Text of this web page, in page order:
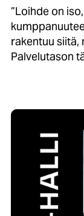
”Loihde on
rakentuu siitä,
Palvelutason